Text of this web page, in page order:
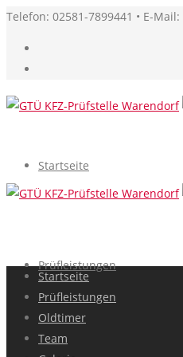
Telefon: 02581-7899441 • E-Mail:
Startseite
Prüfleistungen
Startseite
Prüfleistungen
Oldtimer
Team